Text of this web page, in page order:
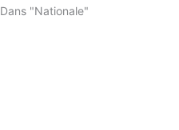
Dans "Nationale"